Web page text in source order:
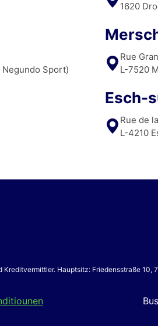
(Parking Negundo Sport)
1620
Rue
L-7520
Esch-
Rue de
L-4210
Hauptsitz: Friedensstraße 10,